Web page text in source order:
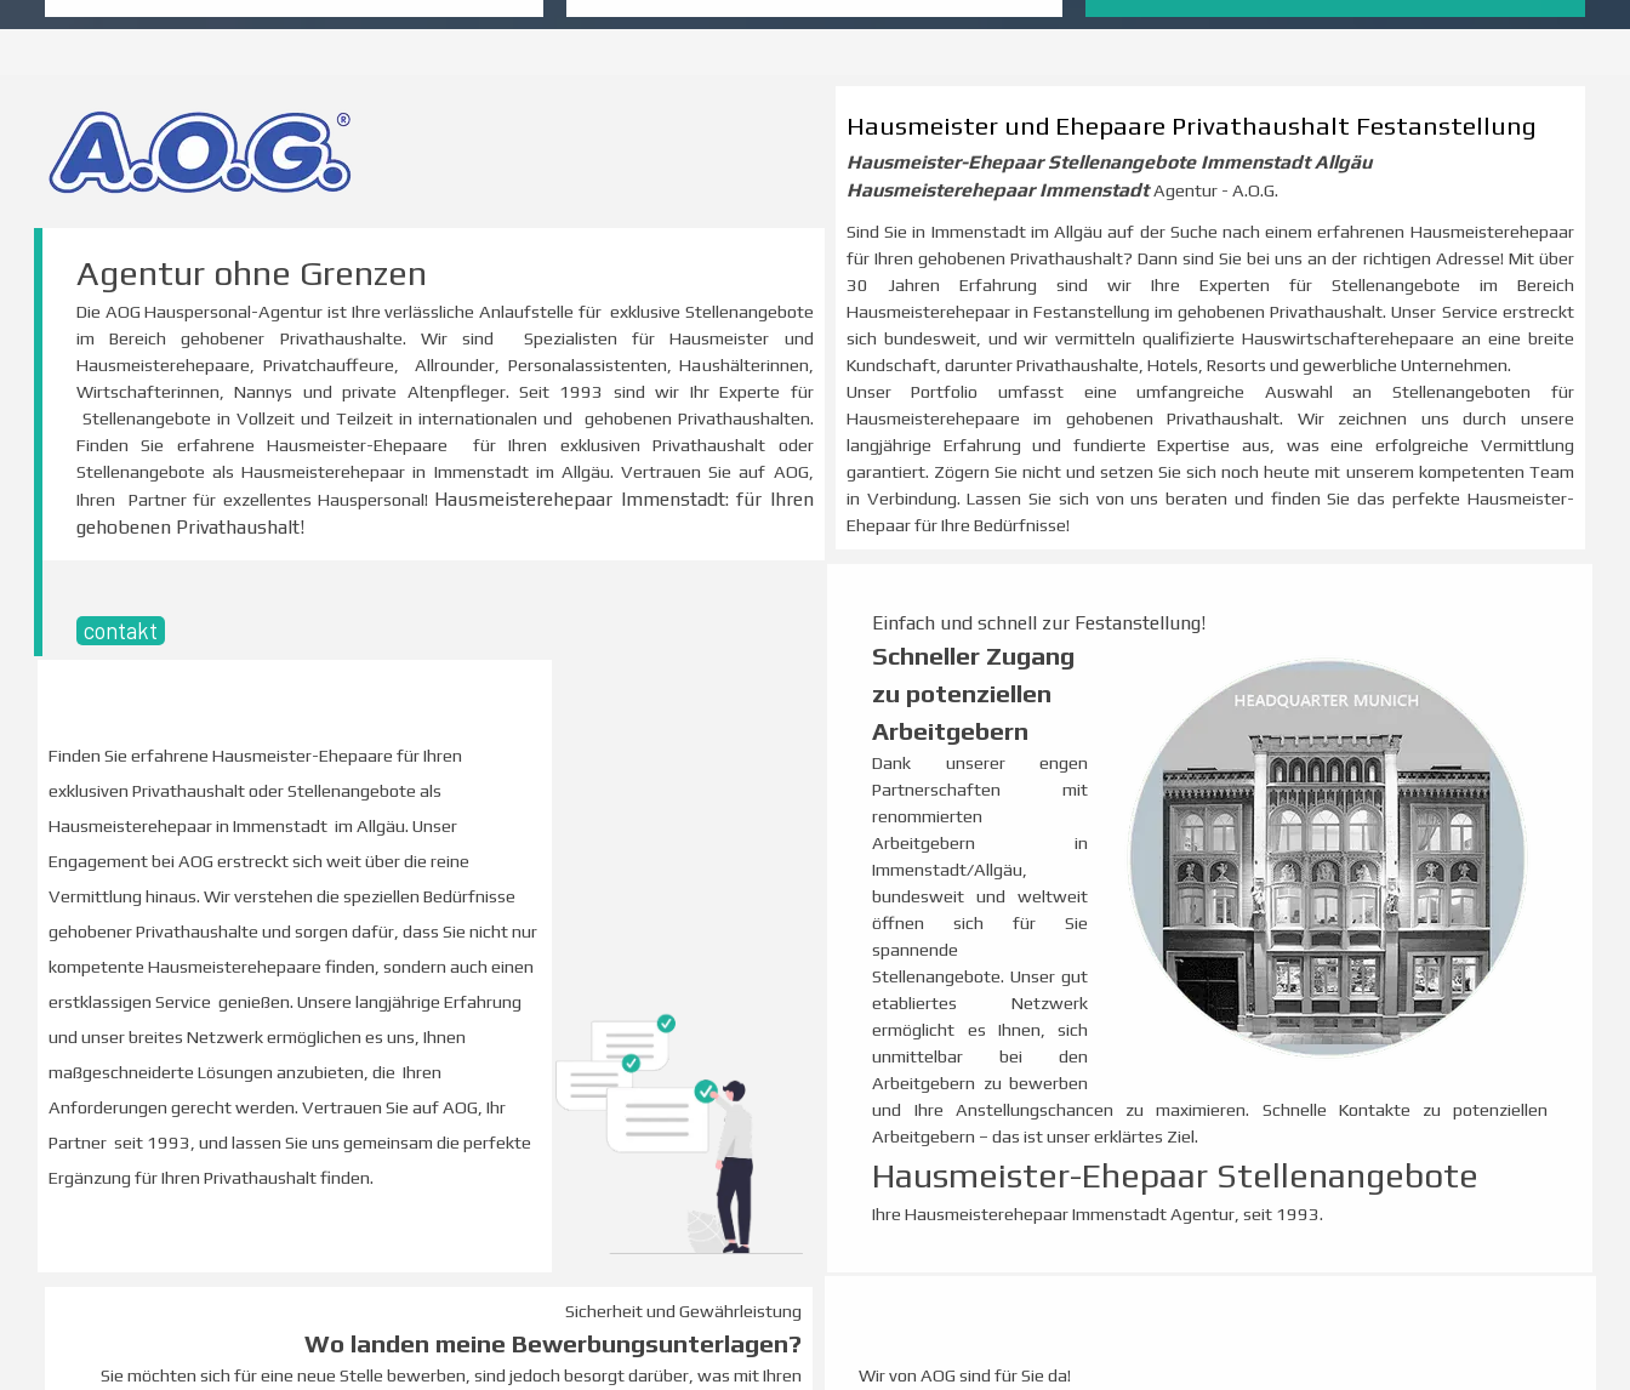
Agentur ohne Grenzen
Die AOG Hauspersonal-Agentur ist Ihre verlässliche Anlaufstelle für exklusive Stellenangebote
im Bereich gehobener Privathaushalte. Wir sind Spezialisten für Hausmeister und
Hausmeisterehepaare, Privatchauffeure, Allrounder, Personalassistenten, Haushälterinnen,
Wirtschafterinnen, Nannys und private Altenpfleger. Seit 1993 sind wir Ihr Experte für
Stellenangebote in Vollzeit und Teilzeit in internationalen und gehobenen Privathaushalten.
Finden Sie erfahrene Hausmeister-Ehepaare für Ihren exklusiven Privathaushalt oder
Stellenangebote als Hausmeisterehepaar in Immenstadt im Allgäu. Vertrauen Sie auf AOG,
Ihren Partner für exzellentes Hauspersonal! Hausmeisterehepaar Immenstadt: für Ihren
gehobenen Privathaushalt!
contakt
Finden Sie erfahrene Hausmeister-Ehepaare für Ihren
exklusiven Privathaushalt oder Stellenangebote als
Hausmeisterehepaar in Immenstadt im Allgäu. Unser
Engagement bei AOG erstreckt sich weit über die reine
Vermittlung hinaus. Wir verstehen die speziellen Bedürfnisse
gehobener Privathaushalte und sorgen dafür, dass Sie nicht nur
kompetente Hausmeisterehepaare finden, sondern auch einen
erstklassigen Service genießen. Unsere langjährige Erfahrung
und unser breites Netzwerk ermöglichen es uns, Ihnen
maßgeschneiderte Lösungen anzubieten, die Ihren
Anforderungen gerecht werden. Vertrauen Sie auf AOG, Ihr
Partner seit 1993, und lassen Sie uns gemeinsam die perfekte
Ergänzung für Ihren Privathaushalt finden.
Hausmeister und Ehepaare Privathaushalt Festanstellung
Hausmeister-Ehepaar Stellenangebote Immenstadt Allgäu
Hausmeisterehepaar ImmenstadtAgentur - A.O.G.
Sind Sie in Immenstadt im Allgäu auf der Suche nach einem erfahrenen Hausmeisterehepaar
für Ihren gehobenen Privathaushalt? Dann sind Sie bei uns an der richtigen Adresse! Mit über
30 Jahren Erfahrung sind wir Ihre Experten für Stellenangebote im Bereich
Hausmeisterehepaar in Festanstellung im gehobenen Privathaushalt. Unser Service erstreckt
sich bundesweit, und wir vermitteln qualifizierte Hauswirtschafterehepaare an eine breite
Kundschaft, darunter Privathaushalte, Hotels, Resorts und gewerbliche Unternehmen.
Unser Portfolio umfasst eine umfangreiche Auswahl an Stellenangeboten für
Hausmeisterehepaare im gehobenen Privathaushalt. Wir zeichnen uns durch unsere
langjährige Erfahrung und fundierte Expertise aus, was eine erfolgreiche Vermittlung
garantiert. Zögern Sie nicht und setzen Sie sich noch heute mit unserem kompetenten Team
in Verbindung. Lassen Sie sich von uns beraten und finden Sie das perfekte Hausmeister-
Ehepaar für Ihre Bedürfnisse!
Einfach und schnell zur Festanstellung!
Schneller Zugang
zu potenziellen
Arbeitgebern
Dank unserer engen
Partnerschaften mit
renommierten
Arbeitgebern in
Immenstadt/Allgäu,
bundesweit und weltweit
öffnen sich für Sie
spannende
Stellenangebote. Unser gut
etabliertes Netzwerk
ermöglicht es Ihnen, sich
unmittelbar bei den
Arbeitgebern zu bewerben
und Ihre Anstellungschancen zu maximieren. Schnelle Kontakte zu potenziellen
Arbeitgebern – das ist unser erklärtes Ziel.
Hausmeister-Ehepaar Stellenangebote
Ihre Hausmeisterehepaar Immenstadt Agentur, seit 1993.
Wir von AOG sind für Sie da!
Sicherheit und Gewährleistung
Wo landen meine Bewerbungsunterlagen?
Sie möchten sich für eine neue Stelle bewerben, sind jedoch besorgt darüber, was mit Ihren